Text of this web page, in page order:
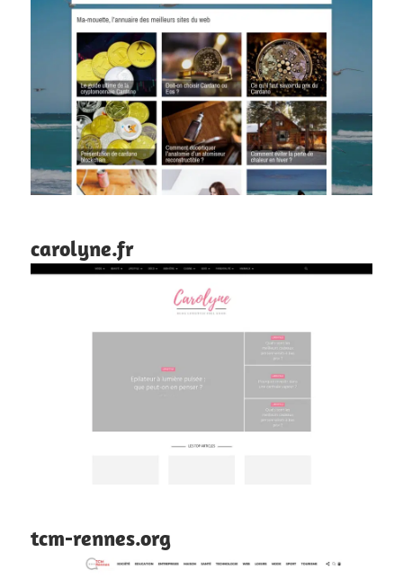
carolyne.fr
tcm-rennes.org